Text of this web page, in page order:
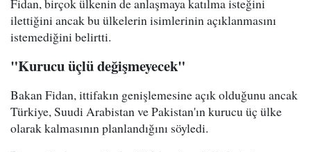
Fidan, birçok ülkenin de anlaşmaya katılma isteğini
ilettiğini ancak bu ülkelerin isimlerinin açıklanmasını
istemediğini belirtti.
"Kurucu üçlü değişmeyecek"
Bakan Fidan, ittifakın genişlemesine açık olduğunu ancak
Türkiye, Suudi Arabistan ve Pakistan'ın kurucu üç ülke
olarak kalmasının planlandığını söyledi.